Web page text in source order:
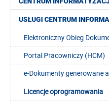
USŁUGI CENTRUM
Elektroniczny Obieg
Portal Pracowniczy (HCM)
e-Dokumenty generowane
Licencje oprogramowania